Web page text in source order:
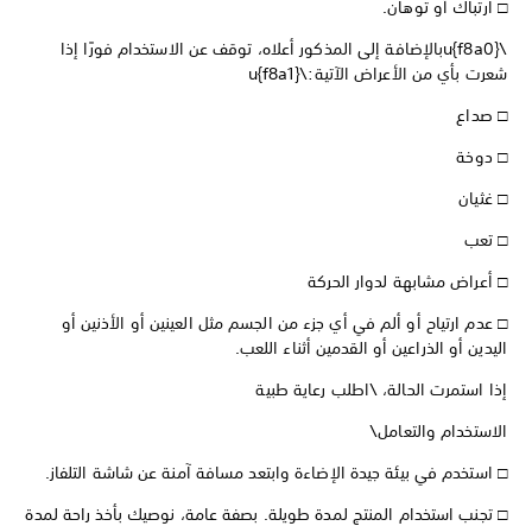
□ ارتباك أو توهان.
\u{f8a0}بالإضافة إلى المذكور أعلاه، توقف عن الاستخدام فورًا إذا
شعرت بأي من الأعراض الآتية:\u{f8a1}
□ صداع
□ دوخة
□ غثيان
□ تعب
□ أعراض مشابهة لدوار الحركة
□ عدم ارتياح أو ألم في أي جزء من الجسم مثل العينين أو الأذنين أو
اليدين أو الذراعين أو القدمين أثناء اللعب.
إذا استمرت الحالة، \اطلب رعاية طبية
الاستخدام والتعامل\
□ استخدم في بيئة جيدة الإضاءة وابتعد مسافة آمنة عن شاشة التلفاز.
□ تجنب استخدام المنتج لمدة طويلة. بصفة عامة، نوصيك بأخذ راحة لمدة